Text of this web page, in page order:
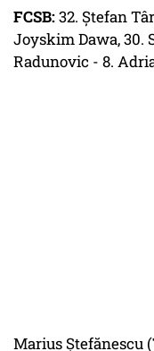
FCSB:32. Ştefan
Joyskim Dawa, 30.
Radunovic - 8.
Marius Ştefănescu